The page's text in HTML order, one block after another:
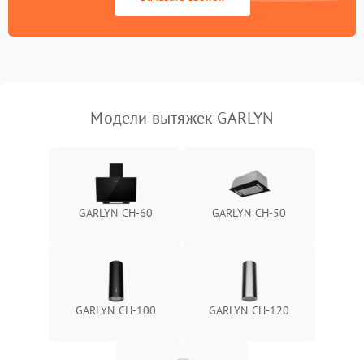
Модели вытяжек GARLYN
GARLYN CH-60 GARLYN CH-50
GARLYN CH-100 GARLYN CH-120